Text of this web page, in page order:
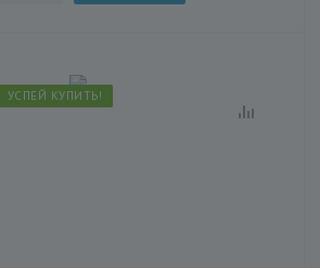
УСПЕЙ КУПИТЬ!